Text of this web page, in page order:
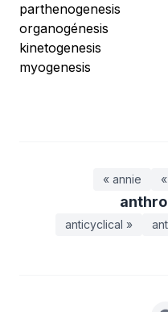
parthenogenesis
organogénesis
kinetogenesis
myogenesis
« annie
anticyclical »